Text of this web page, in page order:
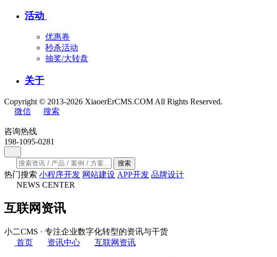
活动
优惠卷
秒杀活动
抽奖/大转盘
关于
Copyright © 2013-2026 XiaoerErCMS.COM All Rights Reserved.
微信
搜索
咨询热线
198-1095-0281
搜索
热门搜索 小程序开发 网站建设 APP开发 品牌设计
NEWS CENTER
互联网资讯
小二CMS · 专注企业数字化转型的资讯与干货
首页
资讯中心 互联网资讯